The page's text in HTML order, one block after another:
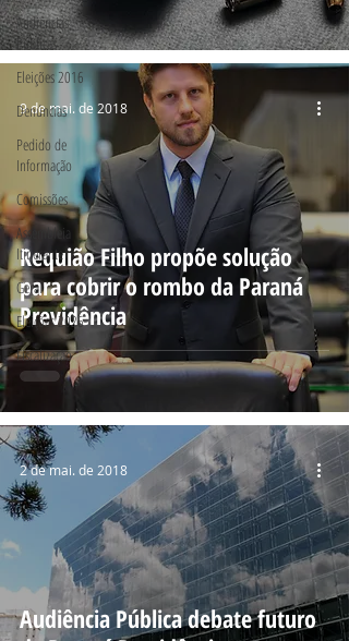
Audiências
Públicas
Eleições 2016
Denúncias
Pedido de
Informação
Comissões
Assembleia
Itinerante
Geral
Eleições 2026
Fiscalização
Requião Filho propõe solução
para cobrir o rombo da Paraná
Previdência
9 de mai. de 2018
Audiência Pública debate futuro
2 de mai. de 2018